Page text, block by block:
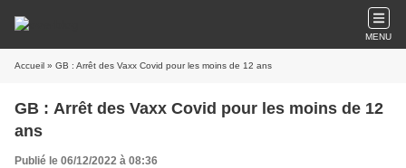
MENU
Accueil » GB : Arrêt des Vaxx Covid pour les moins de 12 ans
GB : Arrêt des Vaxx Covid pour les moins de 12
ans
Publié le 06/12/2022 à 08:36